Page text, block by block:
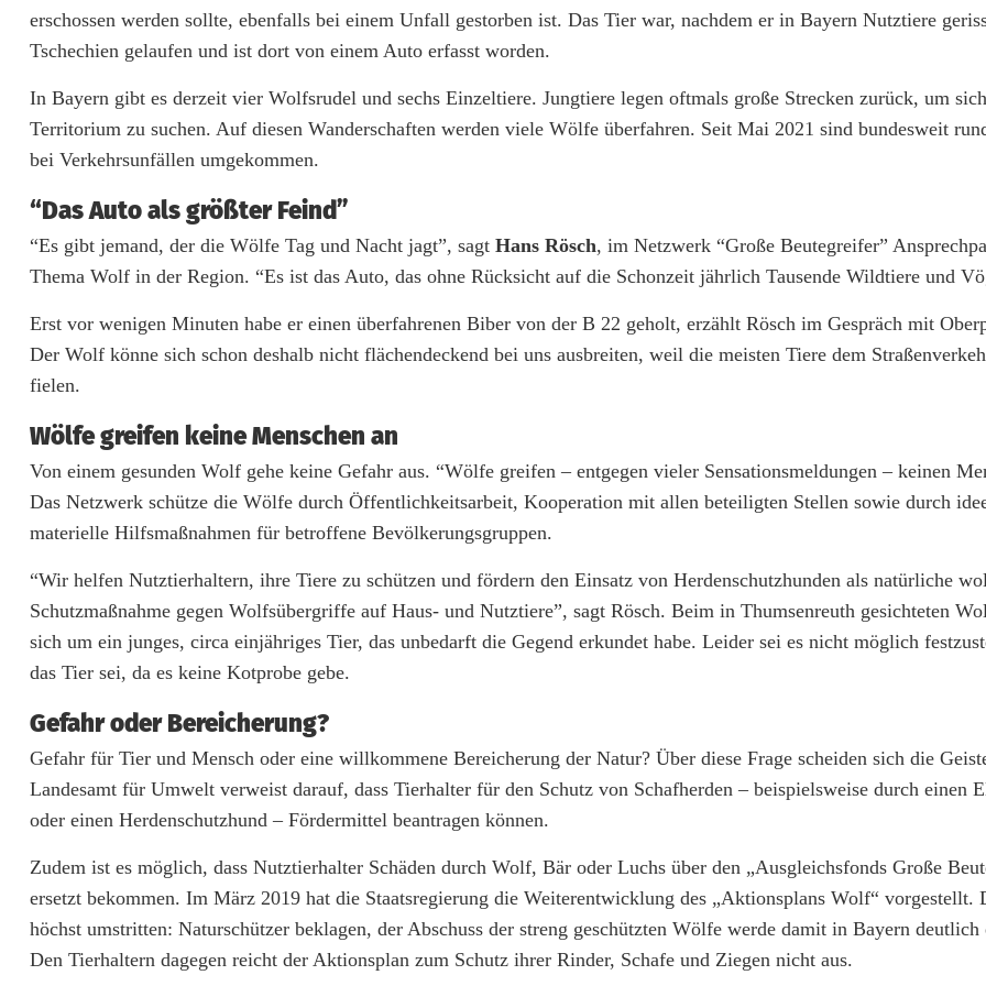
erschossen werden sollte, ebenfalls bei einem Unfall gestorben ist. Das Tier war, nachdem er in Bayern Nutztiere
Tschechien gelaufen und ist dort von einem Auto erfasst worden.
In Bayern gibt es derzeit vier Wolfsrudel und sechs Einzeltiere. Jungtiere legen oftmals große Strecken zurück, um
Territorium zu suchen. Auf diesen Wanderschaften werden viele Wölfe überfahren. Seit Mai 2021 sind bundesweit
bei Verkehrsunfällen umgekommen.
“Das Auto als größter Feind”
“Es gibt jemand, der die Wölfe Tag und Nacht jagt”, sagt Hans Rösch, im Netzwerk “Große Beutegreifer”
Thema Wolf in der Region. “Es ist das Auto, das ohne Rücksicht auf die Schonzeit jährlich Tausende Wildtiere und
Erst vor wenigen Minuten habe er einen überfahrenen Biber von der B 22 geholt, erzählt Rösch im Gespräch mit
Der Wolf könne sich schon deshalb nicht flächendeckend bei uns ausbreiten, weil die meisten Tiere dem
fielen.
Wölfe greifen keine Menschen an
Von einem gesunden Wolf gehe keine Gefahr aus. “Wölfe greifen – entgegen vieler Sensationsmeldungen – keinen
Das Netzwerk schütze die Wölfe durch Öffentlichkeitsarbeit, Kooperation mit allen beteiligten Stellen sowie durch
materielle Hilfsmaßnahmen für betroffene Bevölkerungsgruppen.
“Wir helfen Nutztierhaltern, ihre Tiere zu schützen und fördern den Einsatz von Herdenschutzhunden als natürliche
Schutzmaßnahme gegen Wolfsübergriffe auf Haus- und Nutztiere”, sagt Rösch. Beim in Thumsenreuth gesichteten
sich um ein junges, circa einjähriges Tier, das unbedarft die Gegend erkundet habe. Leider sei es nicht möglich
das Tier sei, da es keine Kotprobe gebe.
Gefahr oder Bereicherung?
Gefahr für Tier und Mensch oder eine willkommene Bereicherung der Natur? Über diese Frage scheiden sich die
Landesamt für Umwelt verweist darauf, dass Tierhalter für den Schutz von Schafherden – beispielsweise durch einen
oder einen Herdenschutzhund – Fördermittel beantragen können.
Zudem ist es möglich, dass Nutztierhalter Schäden durch Wolf, Bär oder Luchs über den „Ausgleichsfonds Große
ersetzt bekommen. Im März 2019 hat die Staatsregierung die Weiterentwicklung des „Aktionsplans Wolf“ vorgestellt.
höchst umstritten: Naturschützer beklagen, der Abschuss der streng geschützten Wölfe werde damit in Bayern
Den Tierhaltern dagegen reicht der Aktionsplan zum Schutz ihrer Rinder, Schafe und Ziegen nicht aus.